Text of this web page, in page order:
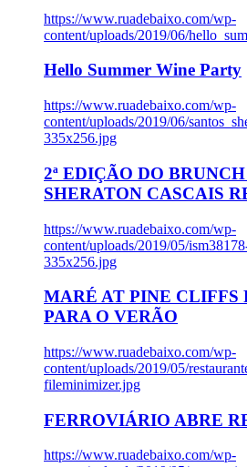
https://www.ruadebaixo.com/wp-
content/uploads/2019/06/
Hello Summer Wine Party
https://www.ruadebaixo.com/wp-
content/uploads/2019/06/
335x256.jpg
2ª EDIÇÃO DO
SHERATON CASCAIS
https://www.ruadebaixo.com/wp-
content/uploads/2019/05/
335x256.jpg
MARÉ AT PINE CLIFFS
PARA O VERÃO
https://www.ruadebaixo.com/wp-
content/uploads/2019/05/
fileminimizer.jpg
FERROVIÁRIO ABRE
https://www.ruadebaixo.com/wp-